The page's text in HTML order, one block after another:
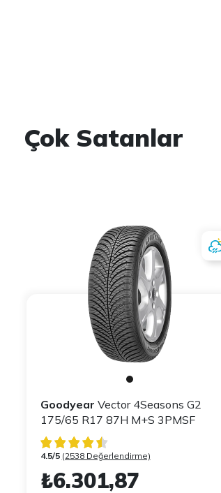
Çok Satanlar
Goodyear Vector 4Seasons G2
175/65 R17 87H M+S 3PMSF
4.5/5 (2538 Değerlendirme)
₺6.301,87